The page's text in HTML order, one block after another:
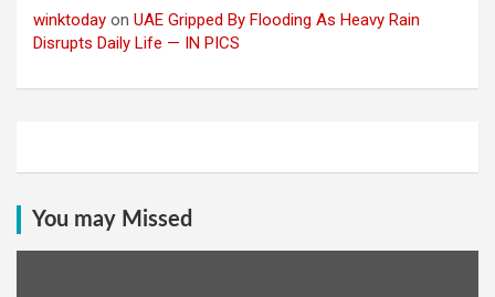
winktoday on UAE Gripped By Flooding As Heavy Rain
Disrupts Daily Life — IN PICS
You may Missed